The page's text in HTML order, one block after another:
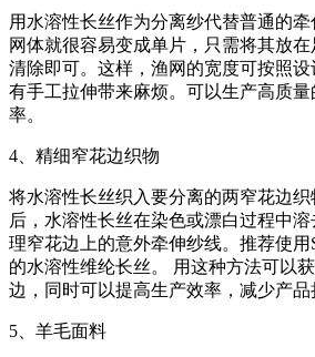
用水溶性长丝作为分离纱代替普通的牵
网体就很容易变成单片，只需将其放
清除即可。这样，渔网的宽度可按照
有手工拉伸带来麻烦。可以生产高质
率。
4、精细窄花边织物
将水溶性长丝织入要分离的两窄花边
后，水溶性长丝在染色或漂白过程中
理窄花边上的意外牵伸纱线。推荐使用
的水溶性维纶长丝。 用这种方法可以
边，同时可以提高生产效率，减少产品
5、羊毛面料